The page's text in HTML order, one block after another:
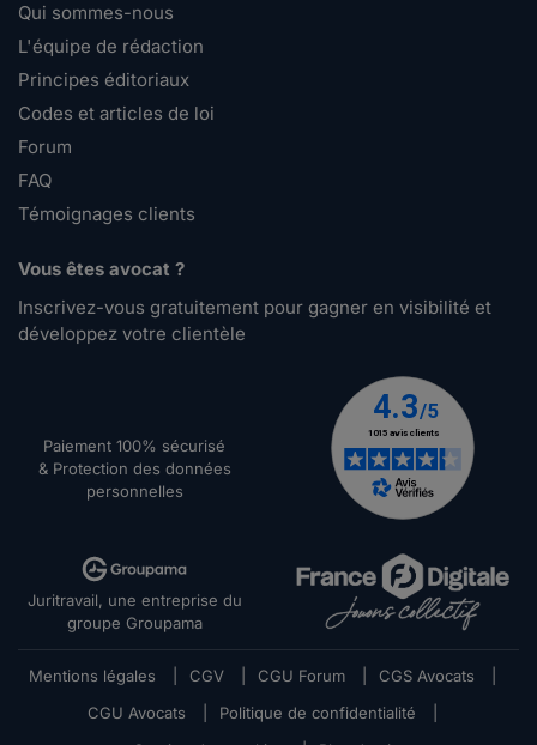
Qui sommes-nous
L'équipe de rédaction
Principes éditoriaux
Codes et articles de loi
Forum
FAQ
Témoignages clients
Vous êtes avocat ?
Inscrivez-vous gratuitement pour gagner en visibilité et
développez votre clientèle
Paiement 100% sécurisé
& Protection des données
personnelles
Juritravail, une entreprise du
groupe Groupama
Mentions légales CGV CGU Forum CGS Avocats
CGU Avocats
Politique de confidentialité